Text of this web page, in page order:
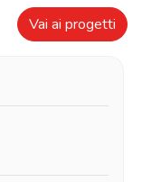
Vai ai progetti